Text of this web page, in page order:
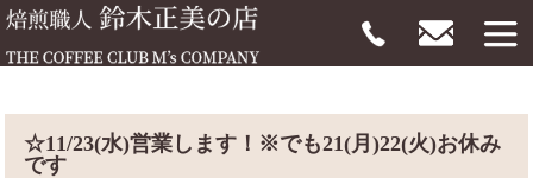
☆11/23(水)営業します！※でも21(月)22(火)お休み
です